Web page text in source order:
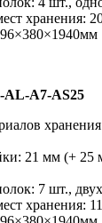
хранения:
AL-A7-AS25
21 мм (+ 25
7 шт.,
хранения: